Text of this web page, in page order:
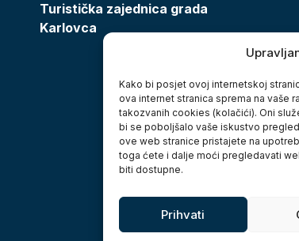
Kako bi posjet ovoj internetskoj
ova internet stranica sprema na vaše
takozvanih cookies (kolačići). Oni
bi se poboljšalo vaše iskustvo
ove web stranice pristajete na
toga ćete i dalje moći pregledavati
biti dostupne.
Prihvati
Turistička zajednica grada
Karlovca